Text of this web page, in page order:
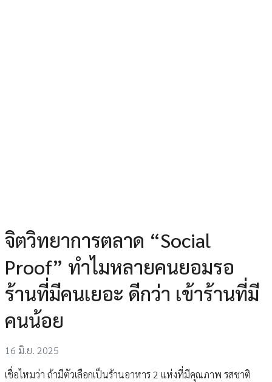
จิตวิทยาการตลาด “Social
Proof” ทำไมหลายคนยอมรอ
ร้านที่มีคนเยอะ ดีกว่า เข้าร้านที่มี
คนน้อย
16 มิ.ย. 2025
เชื่อไหมว่า ถ้ามีตัวเลือกเป็นร้านอาหาร 2 แห่งที่มีคุณภาพ รสชาติ